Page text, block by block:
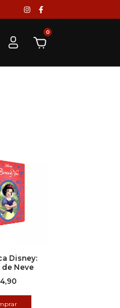
0
Disney:
de Neve